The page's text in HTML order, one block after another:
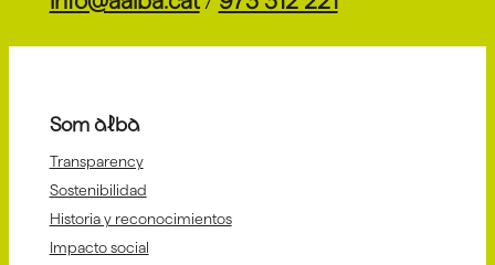
Som alba
Transparency
Sostenibilidad
Historia y reconocimientos
Impacto social